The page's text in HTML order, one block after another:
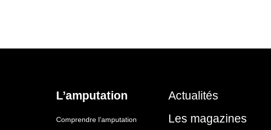
L’amputation
Comprendre l’amputation
Actualités
Les magazines